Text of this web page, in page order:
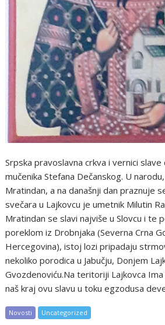
Srpska pravoslavna crkva i vernici
mučenika Stefana Dečanskog. U
Mratindan, a na današnji dan praznuje
svečara u Lajkovcu je umetnik Milutin
Mratindan se slavi najviše u Slovcu i te
poreklom iz Drobnjaka (Severna Crna
Hercegovina), istoj lozi pripadaju
nekoliko porodica u Jabučju, Donjem
Gvozdenoviću.Na teritoriji Lajkovca
naš kraj ovu slavu u toku egzodusa
Novosti Uncategorized